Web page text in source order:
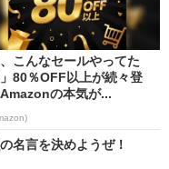
、こんなセールやってた
80％OFF以上が続々登
の本気が...
名言を決めようぜ！